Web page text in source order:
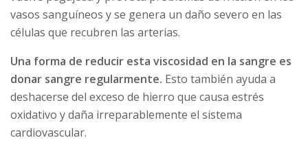
vasos sanguíneos y se genera un daño severo en las
células que recubren las arterias.
Una forma de reducir esta viscosidad en la sangre es
donar sangre regularmente. Esto también ayuda a
deshacerse del exceso de hierro que causa estrés
oxidativo y daña irreparablemente el sistema
cardiovascular.